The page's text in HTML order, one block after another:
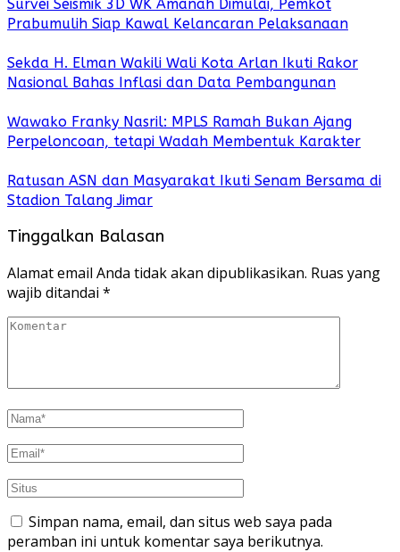
Survei Seismik 3D WK Amanah Dimulai, Pemkot
Prabumulih Siap Kawal Kelancaran Pelaksanaan
Sekda H. Elman Wakili Wali Kota Arlan Ikuti Rakor
Nasional Bahas Inflasi dan Data Pembangunan
Wawako Franky Nasril: MPLS Ramah Bukan Ajang
Perpeloncoan, tetapi Wadah Membentuk Karakter
Ratusan ASN dan Masyarakat Ikuti Senam Bersama di
Stadion Talang Jimar
Tinggalkan Balasan
Alamat email Anda tidak akan dipublikasikan. Ruas yang
wajib ditandai *
Simpan nama, email, dan situs web saya pada
peramban ini untuk komentar saya berikutnya.